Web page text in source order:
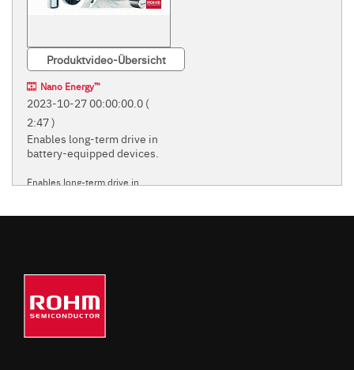
Produktvideo-Übersicht
Nano Energy™
2023-10-27 00:00:00.0 (
2:47 )
Enables long-term drive in
battery-equipped devices.
Enables long-term drive in